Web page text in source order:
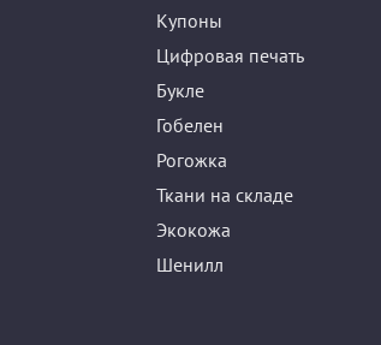
Купоны
Цифровая печать
Букле
Гобелен
Рогожка
Ткани на складе
Экокожа
Шенилл